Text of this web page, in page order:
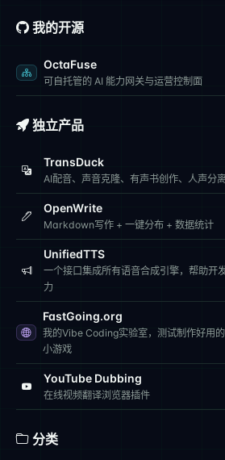
我的开源
OctaFuse
可自托管的 AI 能力网关与运营控制面
独立产品
TransDuck
AI配音、声音克隆、有声书创作、人声分
OpenWrite
Markdown写作 + 一键分布 + 数据统计
UnifiedTTS
一个接口集成所有语音合成引擎，帮助开
力
FastGoing.org
我的Vibe Coding实验室，测试制作好用
小游戏
YouTube Dubbing
在线视频翻译浏览器插件
分类